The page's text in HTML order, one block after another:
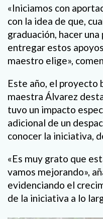
«Iniciamos con
con la idea de que,
graduación, hacer
entregar estos
maestro elige»,
Este año, el proyecto
maestra Álvarez
tuvo un impacto
adicional de un
conocer la iniciativa,
«Es muy grato que
vamos mejorando»,
evidenciando el
de la iniciativa a lo